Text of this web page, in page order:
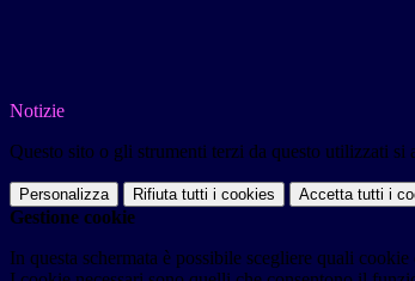
Notizie
Questo sito o gli strumenti terzi da questo utilizzati
Personalizza Rifiuta tutti i cookies Accetta tutti i
Gestione cookie
In questa schermata è possibile scegliere quali cookie